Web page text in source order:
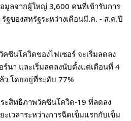
มูลจากผู้ใหญ่ 3,600 คนที่เข้ารับการ
ฐของสหรัฐระหว่างเดือนมี.ค. - ส.ค.ปี
ซีนโควิดของไฟเซอร์ จะเริ่มลดลง
ร์นา และเริ่มลดลงนับตั้งแต่เดือนที่ 4
โดยอยู่ที่ระดับ 77%
ระสิทธิภาพวัคซีนโควิด-19 ที่ลดลง
เวลาระหว่างการฉีดเข็มแรกกับเข็ม